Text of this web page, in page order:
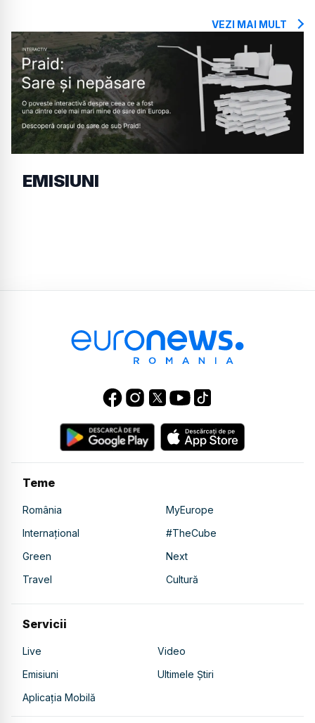
VEZI MAI MULT
EMISIUNI
Teme
România
MyEurope
Internațional
#TheCube
Green
Next
Travel
Cultură
Servicii
Live
Video
Emisiuni
Ultimele Știri
Aplicația Mobilă